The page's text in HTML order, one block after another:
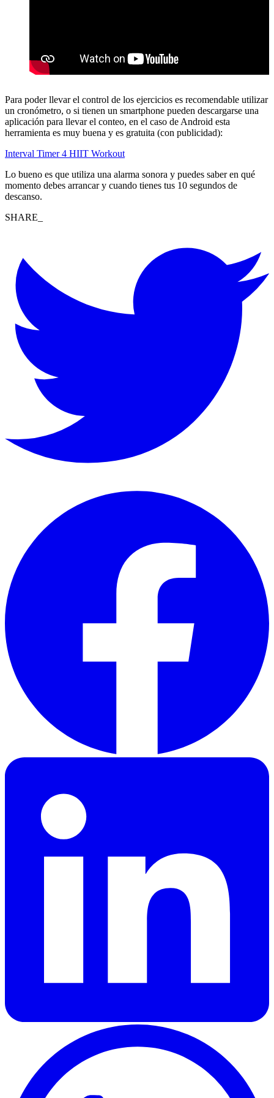
Para poder llevar el control de los ejercicios es recomendable utilizar
un cronómetro, o si tienen un smartphone pueden descargarse una
aplicación para llevar el conteo, en el caso de Android esta
herramienta es muy buena y es gratuita (con publicidad):
Interval Timer 4 HIIT Workout
Lo bueno es que utiliza una alarma sonora y puedes saber en qué
momento debes arrancar y cuando tienes tus 10 segundos de
descanso.
SHARE_